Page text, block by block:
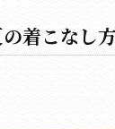
着こなし